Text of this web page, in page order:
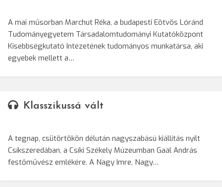
A mai műsorban Marchut Réka, a budapesti Eötvös Lóránd
Tudományegyetem Társadalomtudományi Kutatóközpont
Kisebbségkutató Intézetének tudományos munkatársa, aki
egyebek mellett a…
Klasszikussá vált
A tegnap, csütörtökön délután nagyszabású kiállítás nyílt
Csíkszeredában, a Csíki Székely Múzeumban Gaál András
festőművész emlékére. A Nagy Imre, Nagy…